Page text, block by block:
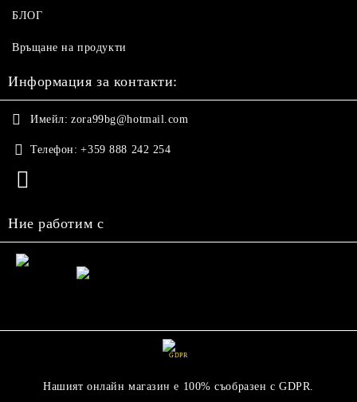
БЛОГ
Връщане на продукти
Информация за контакти:
Имейл: zora99bg@hotmail.com
Телефон: +359 888 242 254
Ние работим с
GDPR
Нашият онлайн магазин е 100% съобразен с GDPR.